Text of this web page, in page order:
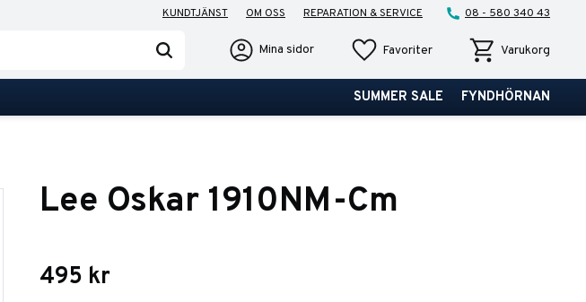
KUNDTJÄNST OM OSS REPARATION & SERVICE 08 - 580 340 43
Mina sidor FavoriterFavoriter KundvagnVarukorg
SUMMER SALE FYNDHÖRNAN
Lee Oskar 1910NM-Cm
495 kr